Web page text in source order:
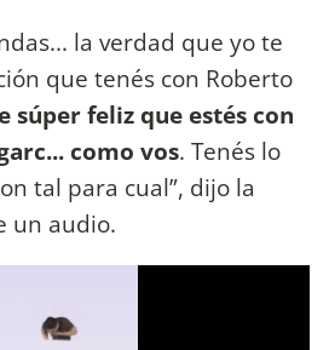
la verdad que yo te
que tenés con Roberto
súper feliz que estés con
como vos. Tenés lo
tal para cual”, dijo la
un audio.